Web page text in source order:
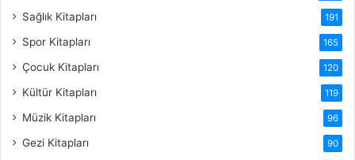
Sağlık Kitapları 191
Spor Kitapları 165
Çocuk Kitapları 120
Kültür Kitapları 119
Müzik Kitapları 96
Gezi Kitapları 90